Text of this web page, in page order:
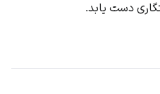
دست یابد.